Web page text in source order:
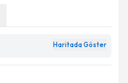
Haritada Göster